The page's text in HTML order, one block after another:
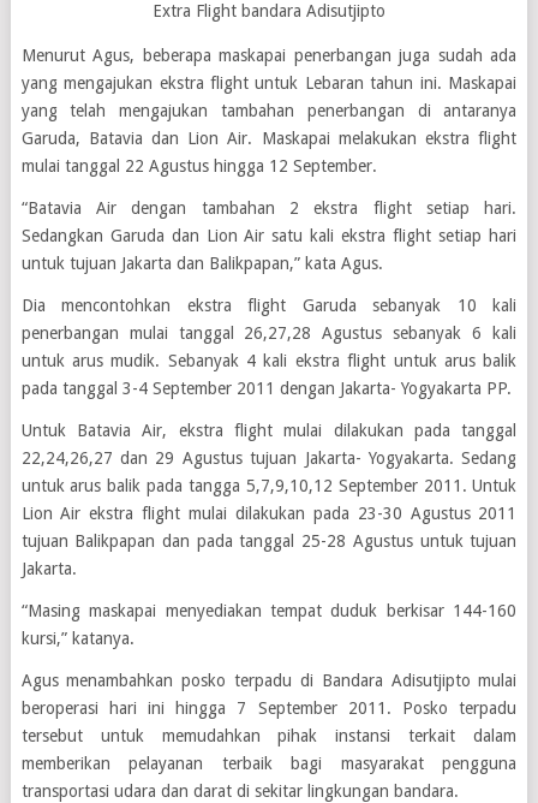
Extra Flight bandara Adisutjipto
Menurut Agus, beberapa maskapai penerbangan juga sudah ada
yang mengajukan ekstra flight untuk Lebaran tahun ini. Maskapai
yang telah mengajukan tambahan penerbangan di antaranya
Garuda, Batavia dan Lion Air. Maskapai melakukan ekstra flight
mulai tanggal 22 Agustus hingga 12 September.
“Batavia Air dengan tambahan 2 ekstra flight setiap hari.
Sedangkan Garuda dan Lion Air satu kali ekstra flight setiap hari
untuk tujuan Jakarta dan Balikpapan,” kata Agus.
Dia mencontohkan ekstra flight Garuda sebanyak 10 kali
penerbangan mulai tanggal 26,27,28 Agustus sebanyak 6 kali
untuk arus mudik. Sebanyak 4 kali ekstra flight untuk arus balik
pada tanggal 3-4 September 2011 dengan Jakarta- Yogyakarta PP.
Untuk Batavia Air, ekstra flight mulai dilakukan pada tanggal
22,24,26,27 dan 29 Agustus tujuan Jakarta- Yogyakarta. Sedang
untuk arus balik pada tangga 5,7,9,10,12 September 2011. Untuk
Lion Air ekstra flight mulai dilakukan pada 23-30 Agustus 2011
tujuan Balikpapan dan pada tanggal 25-28 Agustus untuk tujuan
Jakarta.
“Masing maskapai menyediakan tempat duduk berkisar 144-160
kursi,” katanya.
Agus menambahkan posko terpadu di Bandara Adisutjipto mulai
beroperasi hari ini hingga 7 September 2011. Posko terpadu
tersebut untuk memudahkan pihak instansi terkait dalam
memberikan pelayanan terbaik bagi masyarakat pengguna
transportasi udara dan darat di sekitar lingkungan bandara.